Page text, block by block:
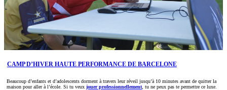
CAMP D’HIVER HAUTE PERFORMANCE DE BARCELONE
Beaucoup d’enfants et d’adolescents dorment à travers leur réveil jusqu’à 10 minutes avant de quitter la
maison pour aller à l’école. Si tu veux jouer professionnellement, tu ne peux pas te permettre ce luxe.